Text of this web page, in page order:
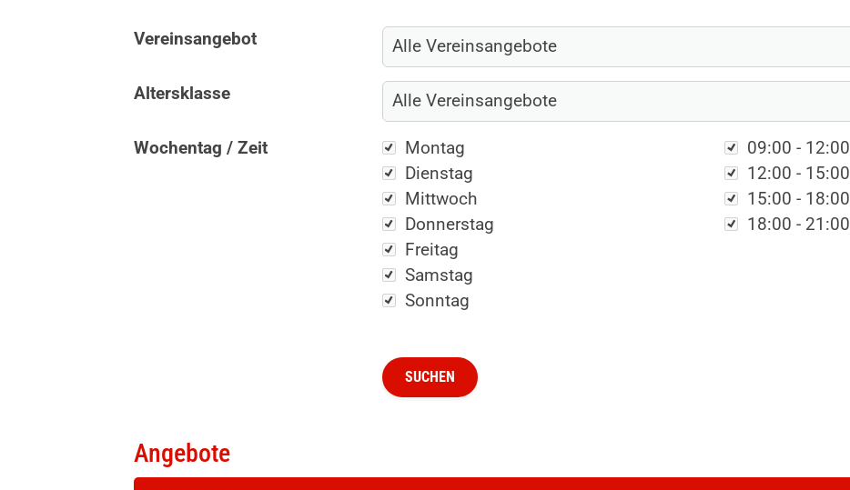
Vereinsangebot
Altersklasse
Wochentag / Zeit Wochentag
Montag
Dienstag
Mittwoch
Donnerstag
Freitag
Samstag
Sonntag
Zeit09:00 - 12:00
12:00 - 15:00
15:00 - 18:00
18:00 - 21:00
Angebote
Turbo-Schnecken Lüdenscheid e.V.